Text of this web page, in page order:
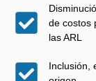
de costos
las ARL
Inclusión,